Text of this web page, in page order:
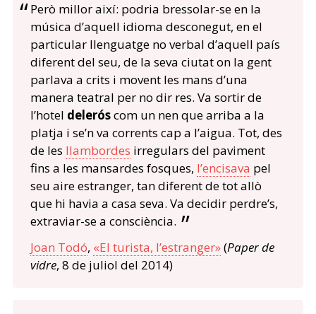
Però millor així: podria bressolar-se en la
música d’aquell idioma desconegut, en el
particular llenguatge no verbal d’aquell país
diferent del seu, de la seva ciutat on la gent
parlava a crits i movent les mans d’una
manera teatral per no dir res. Va sortir de
l’hotel deleróscom un nen que arriba a la
platja i se’n va corrents cap a l’aigua. Tot, des
de les llambordes irregulars del paviment
fins a les mansardes fosques, l’encisava pel
seu aire estranger, tan diferent de tot allò
que hi havia a casa seva. Va decidir perdre’s,
extraviar-se a consciència.
Joan Todó, «El turista, l’estranger»(Paper de
vidre, 8 de juliol del 2014)